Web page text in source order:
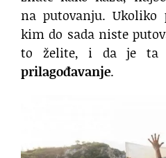
na putovanju.
kim do sada niste
to želite, i da je ta
prilagođavanje.